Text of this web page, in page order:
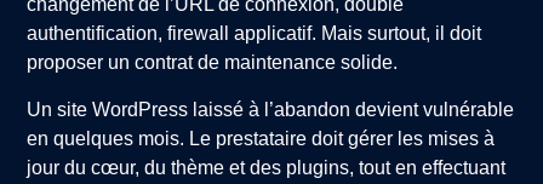
changement de l’URL de connexion, double
authentification, firewall applicatif. Mais surtout, il doit
proposer un contrat de maintenance solide.
Un site WordPress laissé à l’abandon devient vulnérable
en quelques mois. Le prestataire doit gérer les mises à
jour du cœur, du thème et des plugins, tout en effectuant